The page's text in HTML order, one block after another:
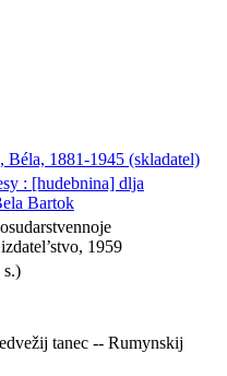
Béla, 1881-1945 (skladatel)
: [hudebnina] dlja
Bartok
1959
s.)
tanec -- Rumynskij